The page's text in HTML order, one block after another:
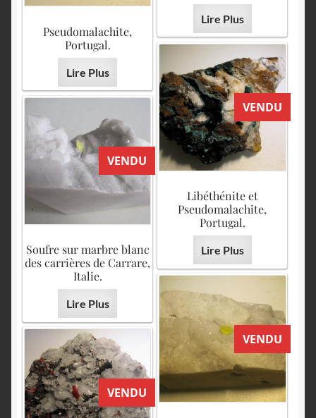
Lire Plus
Pseudomalachite,
Portugal.
Lire Plus
VENDU
Libéthénite et
Pseudomalachite,
Portugal.
Lire Plus
VENDU
Soufre sur marbre blanc
des carrières de Carrare,
Italie.
Lire Plus
VENDU
VENDU